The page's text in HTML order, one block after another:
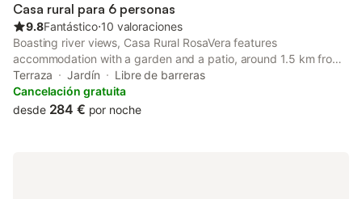
Casa rural para 6 personas
9.8Fantástico⋅10 valoraciones
Boasting river views, Casa Rural RosaVera features
accommodation with a garden and a patio, around 1.5 km from
Lagunas de Ruidera Natural Park. Private parking is available on
site at this recently renovated property.
Terraza Jardín
Libre de barreras
Cancelación gratuita
desde 284 € por noche